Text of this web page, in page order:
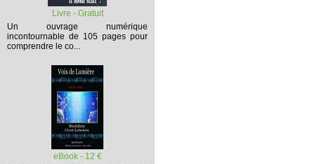
Livre - Gratuit
Un ouvrage numérique
incontournable de 105 pages pour
comprendre le co...
eBook - 12 €